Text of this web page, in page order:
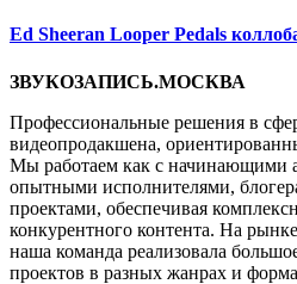
Ed Sheeran Looper Pedals
ЗВУКОЗАПИСЬ.МОСКВА
Профессиональные решения в
видеопродакшена,
Мы работаем как с начинающими
опытными исполнителями,
проектами, обеспечивая
конкурентного контента. На
наша команда реализовала
проектов в разных жанрах и